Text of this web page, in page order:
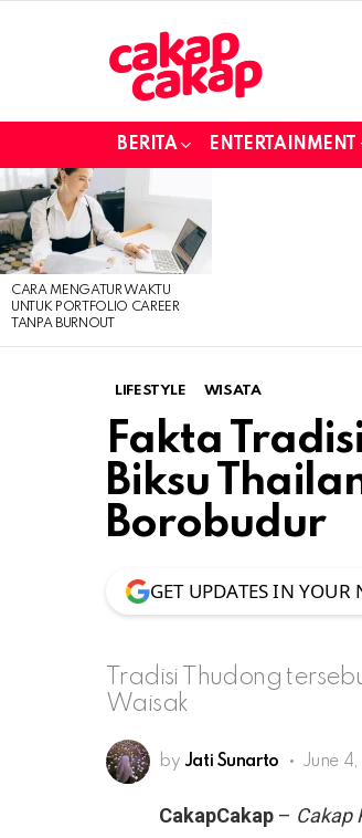
BERITA ENTERTAINMENT
LATEST
STORIES
CARA MENGATUR WAKTU
UNTUK PORTFOLIO CAREER
TANPA BURNOUT
LIFESTYLE WISATA
Fakta
Biksu
Borobudur
GET UPDATES IN YOUR
Tradisi Thudong
Waisak
by Jati Sunarto June
CakapCakap – Cakap